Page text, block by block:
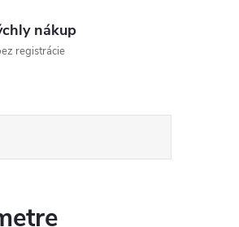
nákup
registrácie